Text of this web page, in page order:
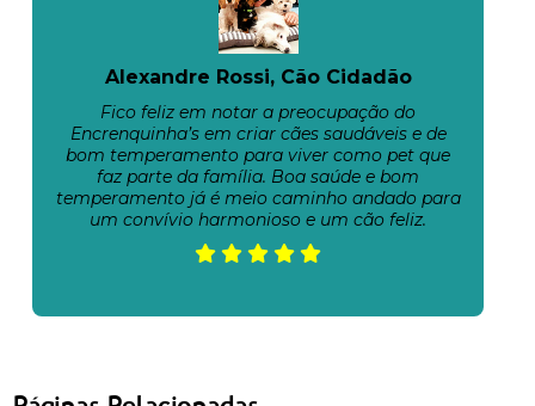
Alexandre Rossi, Cão Cidadão
Fico feliz em notar a preocupação do
Encrenquinha’s em criar cães saudáveis e de
bom temperamento para viver como pet que
faz parte da família. Boa saúde e bom
temperamento já é meio caminho andado para
um convívio harmonioso e um cão feliz.